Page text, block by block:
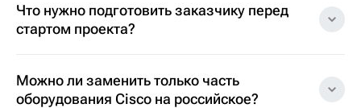
Что нужно подготовить заказчику перед
стартом проекта?
Можно ли заменить только часть
оборудования Cisco на российское?